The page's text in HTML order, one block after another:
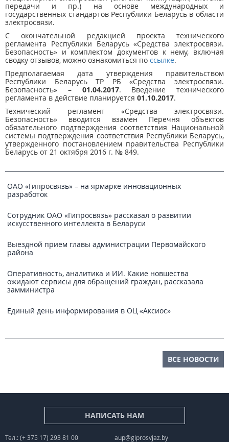
передачи и пр.) на основе международных и
государственных стандартов Республики Беларусь в области
электросвязи.
С окончательной редакцией проекта технического
регламента Республики Беларусь «Средства электросвязи.
Безопасность» и комплектом документов к нему, включая
сводку отзывов, можно ознакомиться по ссылке.
Предполагаемая дата утверждения правительством
Республики Беларусь ТР РБ «Средства электросвязи.
Безопасность» – 01.04.2017. Введение технического
регламента в действие планируется 01.10.2017.
Технический регламент «Средства электросвязи.
Безопасность» вводится взамен Перечня объектов
обязательного подтверждения соответствия Национальной
системы подтверждения соответствия Республики Беларусь,
утвержденного постановлением правительства Республики
Беларусь от 21 октября 2016 г. № 849.
ОАО «Гипросвязь» – на ярмарке инновационных
разработок
Сотрудник ОАО «Гипросвязь» рассказал о развитии
искусственного интеллекта в Беларуси
Выездной прием главы администрации Первомайского
района
Оперативность, аналитика и ИИ. Какие новшества
ожидают сервисы для обращений граждан, рассказала
замминистра
Единый день информирования в ОЦ «Аксиос»
ВСЕ НОВОСТИ
НАПИСАТЬ НАМ
Тел.: (+ 375 17) 293 81 00
aup@giprosvjaz.by